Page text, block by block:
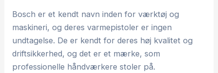
Bosch er et kendt navn inden for værktøj og
maskineri, og deres varmepistoler er ingen
undtagelse. De er kendt for deres høj kvalitet og
driftsikkerhed, og det er et mærke, som
professionelle håndværkere stoler på.